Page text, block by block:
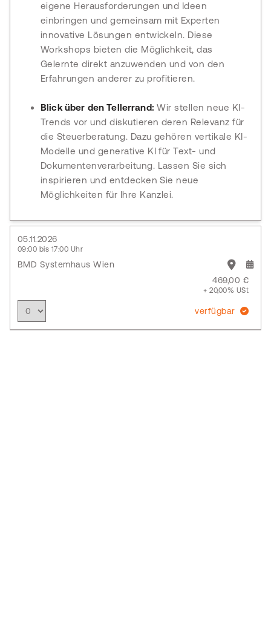
eigene Herausforderungen und Ideen
einbringen und gemeinsam mit Experten
innovative Lösungen entwickeln. Diese
Workshops bieten die Möglichkeit, das
Gelernte direkt anzuwenden und von den
Erfahrungen anderer zu profitieren.
Blick über den Tellerrand: Wir stellen neue KI-
Trends vor und diskutieren deren Relevanz für
die Steuerberatung. Dazu gehören vertikale KI-
Modelle und generative KI für Text- und
Dokumentenverarbeitung. Lassen Sie sich
inspirieren und entdecken Sie neue
Möglichkeiten für Ihre Kanzlei.
05.11.2026
09:00 bis 17:00 Uhr
BMD Systemhaus Wien
469,00 €
+ 20,00% USt
verfügbar